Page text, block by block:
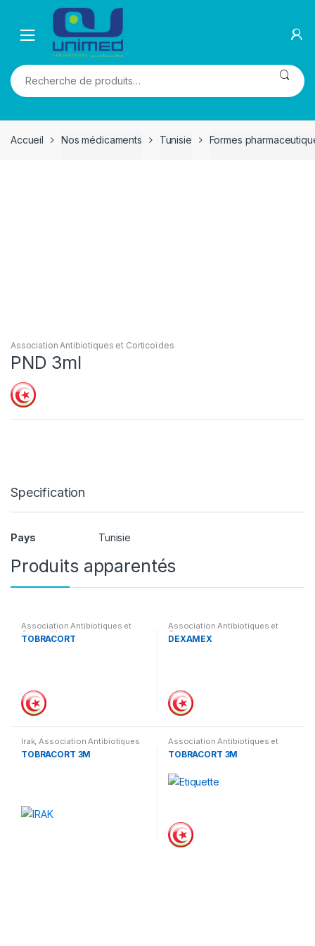
navigation
content
Recherche
pour :
Accueil Nos médicaments Tunisie Formes
Association Antibiotiques et Corticoïdes
PND 3ml
Specification
Pays Tunisie
Produits apparentés
Association Antibiotiques et
Corticoïdes
TOBRACORT
Association Antibiotiques et
Corticoïdes
DEXAMEX
Irak,Association Antibiotiques
et Corticoïdes
TOBRACORT 3M
Association Antibiotiques et
Corticoïdes
TOBRACORT 3M